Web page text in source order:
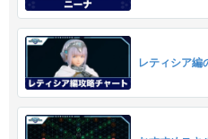
レティシア編